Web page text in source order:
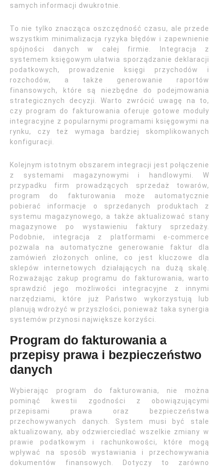
samych informacji dwukrotnie.
To nie tylko znacząca oszczędność czasu, ale przede
wszystkim minimalizacja ryzyka błędów i zapewnienie
spójności danych w całej firmie. Integracja z
systemem księgowym ułatwia sporządzanie deklaracji
podatkowych, prowadzenie księgi przychodów i
rozchodów, a także generowanie raportów
finansowych, które są niezbędne do podejmowania
strategicznych decyzji. Warto zwrócić uwagę na to,
czy program do fakturowania oferuje gotowe moduły
integracyjne z popularnymi programami księgowymi na
rynku, czy też wymaga bardziej skomplikowanych
konfiguracji.
Kolejnym istotnym obszarem integracji jest połączenie
z systemami magazynowymi i handlowymi. W
przypadku firm prowadzących sprzedaż towarów,
program do fakturowania może automatycznie
pobierać informacje o sprzedanych produktach z
systemu magazynowego, a także aktualizować stany
magazynowe po wystawieniu faktury sprzedaży.
Podobnie, integracja z platformami e-commerce
pozwala na automatyczne generowanie faktur dla
zamówień złożonych online, co jest kluczowe dla
sklepów internetowych działających na dużą skalę.
Rozważając zakup programu do fakturowania, warto
sprawdzić jego możliwości integracyjne z innymi
narzędziami, które już Państwo wykorzystują lub
planują wdrożyć w przyszłości, ponieważ taka synergia
systemów przynosi największe korzyści.
Program do fakturowania a
przepisy prawa i bezpieczeństwo
danych
Wybierając program do fakturowania, nie można
pominąć kwestii zgodności z obowiązującymi
przepisami prawa oraz bezpieczeństwa
przechowywanych danych. System musi być stale
aktualizowany, aby odzwierciedlać wszelkie zmiany w
prawie podatkowym i rachunkowości, które mogą
wpływać na sposób wystawiania i przechowywania
dokumentów finansowych. Dotyczy to zarówno